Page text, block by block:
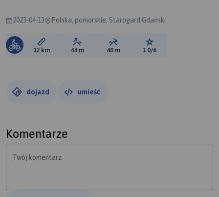
2023-04-13 Polska, pomorskie, Starogard Gdański
Długość trasy:
12 km Suma przewyższeń:
44 m Suma spadków:
40 m Ocena trasy:
1.0/6
dojazd umieść
Komentarze
Twój komentarz